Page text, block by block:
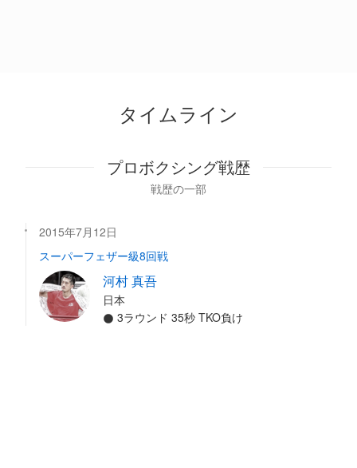
タイムライン
プロボクシング戦歴
戦歴の一部
2015年7月12日
スーパーフェザー級8回戦
河村 真吾
日本
3ラウンド 35秒 TKO負け